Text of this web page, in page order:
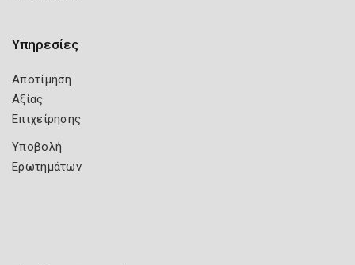
Υπηρεσίες
Αποτίμηση
Αξίας
Επιχείρησης
Υποβολή
Ερωτημάτων